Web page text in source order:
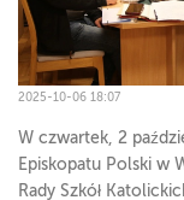
2025-10-06 18:07
W czwartek, 2
Episkopatu Polski w
Rady Szkół